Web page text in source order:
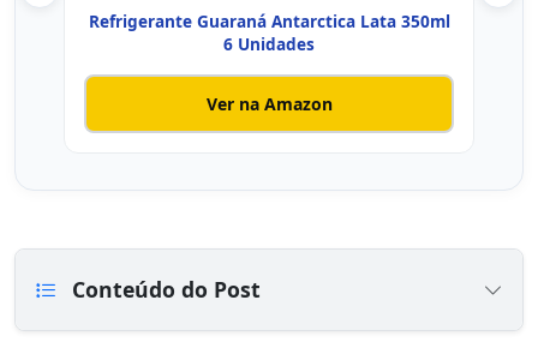
Refrigerante Guaraná Antarctica Lata 350ml
6 Unidades
Ver na Amazon
Conteúdo do Post